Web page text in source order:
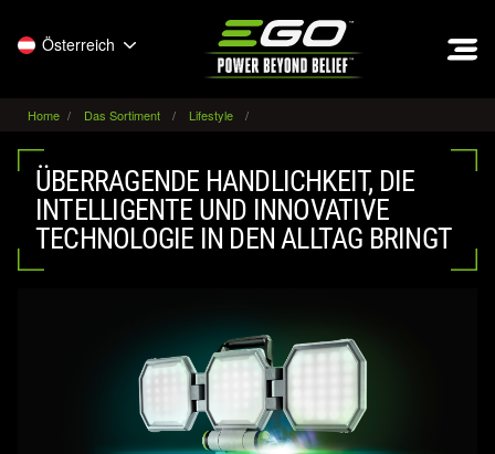
Österreich
Home Das Sortiment Lifestyle
ÜBERRAGENDE HANDLICHKEIT, DIE
INTELLIGENTE UND INNOVATIVE
TECHNOLOGIE IN DEN ALLTAG BRINGT